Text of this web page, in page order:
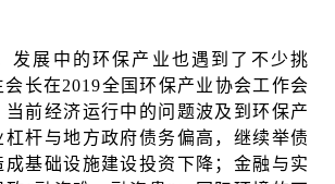
发展中的环保产业也遇到了不少挑
长在2019全国环保产业协会工作会
前经济运行中的问题波及到环保产
杠杆与地方政府债务偏高，继续举债
基础设施建设投资下降；金融与实